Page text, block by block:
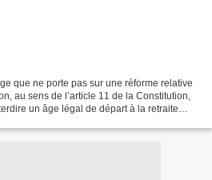
que ne porte pas sur une réforme relative
au sens de l’article 11 de la Constitution,
un âge légal de départ à la retraite